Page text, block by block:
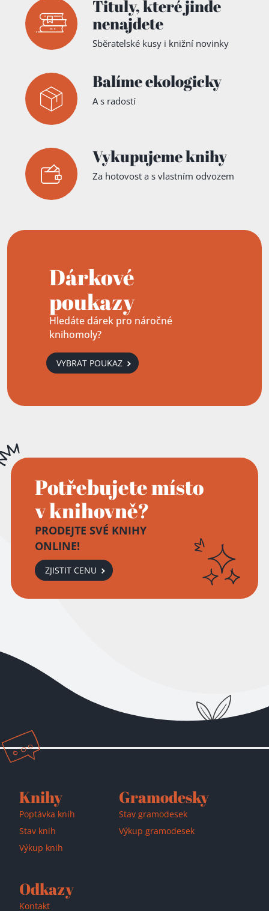
Tituly,které jinde
nenajdete
Sběratelské kusy i knižní novinky
Balíme ekologicky
A s radostí
Vykupujeme knihy
Za hotovost a s vlastním odvozem
Dárkové
poukazy
Hledáte dárek pro náročné
knihomoly?
VYBRAT POUKAZ
Potřebujete místo
v knihovně?
PRODEJTE SVÉ KNIHY
ONLINE!
ZJISTIT CENU
Knihy
Poptávka knih
Stav knih
Výkup knih
Gramodesky
Stav gramodesek
Výkup gramodesek
Odkazy
Kontakt